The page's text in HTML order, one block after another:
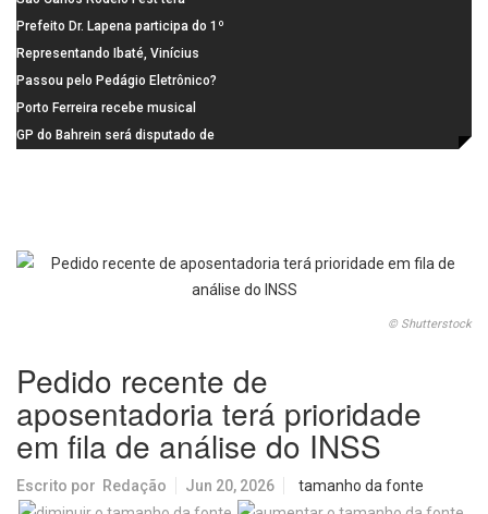
histórica
operação especial de transporte
coletivo
Prefeito Dr. Lapena participa do 1º
Encontro Regional de Prefeitos
para discutir soluções à crise
financeira dos municípios
Representando Ibaté, Vinícius
"The Blessed" conquista duas
vitórias por nocaute e segue
invicto no MMA profissional
Passou pelo Pedágio Eletrônico?
Saiba como pagar a tarifa em até
30 dias
Porto Ferreira recebe musical
gratuito inspirado na Broadway
GP do Bahrein será disputado de
© Shutterstock
Pedido recente de
aposentadoria terá prioridade
em fila de análise do INSS
Escrito por Redação Jun 20, 2026 tamanho da fonte